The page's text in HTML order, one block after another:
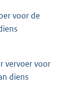
voor de
vervoer voor
diens